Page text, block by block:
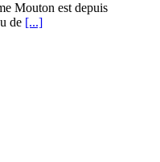
Mouton est depuis
de [...]